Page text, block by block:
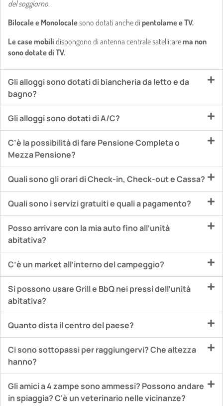
del soggiorno.
Bilocale e Monolocalesono dotati anche di pentolame e TV.
Le case mobili dispongono di antenna centrale satellitarema non
sono dotate di TV.
Gli alloggi sono dotati di biancheria da letto e da
bagno?
Gli alloggi sono dotati di A/C?
C’è la possibilità di fare Pensione Completa o
Mezza Pensione?
Quali sono gli orari di Check-in, Check-out e Cassa?
Quali sono i servizi gratuiti e quali a pagamento?
Posso arrivare con la mia auto fino all’unità
abitativa?
C’è un market all’interno del campeggio?
Si possono usare Grill e BbQ nei pressi dell’unità
abitativa?
Quanto dista il centro del paese?
Ci sono sottopassi per raggiungervi? Che altezza
hanno?
Gli amici a 4 zampe sono ammessi? Possono andare
in spiaggia? C'è un veterinario nelle vicinanze?